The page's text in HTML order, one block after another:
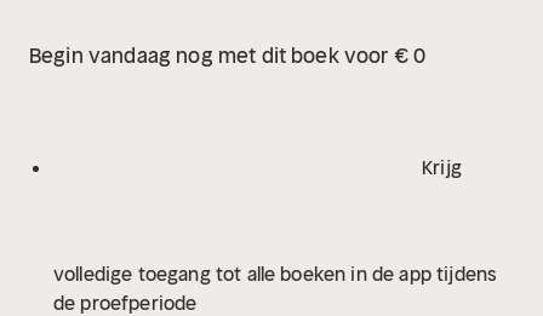
Begin vandaag nog met dit boek voor € 0
Krijg
volledige toegang tot alle boeken in de app tijdens
de proefperiode